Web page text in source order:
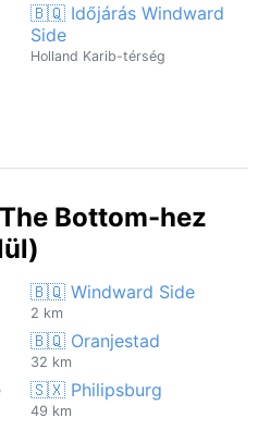
🇧🇶 Időjárás Windward
Side
Holland Karib-térség
Bottom-hez
🇧🇶 Windward Side
2 km
🇧🇶 Oranjestad
32 km
🇸🇽 Philipsburg
49 km